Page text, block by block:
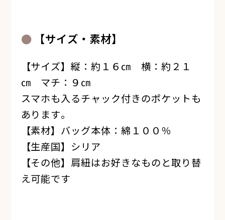
【サイズ・素材】
【サイズ】縦：約１６㎝ 横：約２１
㎝ マチ：９㎝
スマホも入るチャック付きのポケットも
あります。
【素材】バッグ本体：綿１００％
【生産国】シリア
【その他】肩紐はお好きなものと取り替
え可能です